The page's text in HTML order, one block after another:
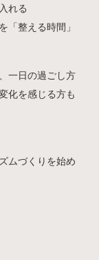
れる
「整える時間」
一日の過ごし方
化を感じる方も
ムづくりを始め